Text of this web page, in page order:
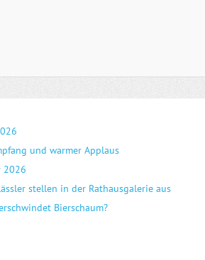
und warmer Applaus
2026
stellen in der Rathausgalerie aus
Bierschaum?